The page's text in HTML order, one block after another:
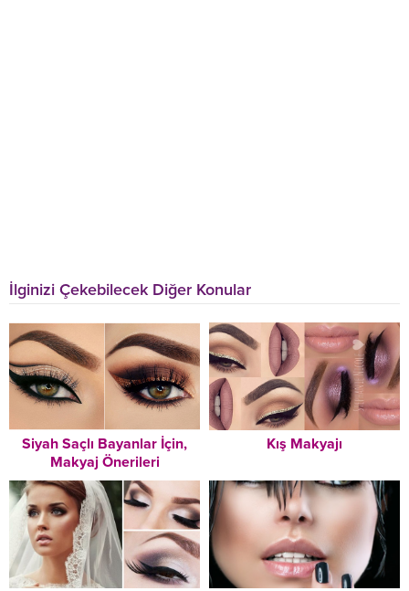
İlginizi Çekebilecek Diğer Konular
Siyah Saçlı Bayanlar İçin,
Makyaj Önerileri
Kış Makyajı